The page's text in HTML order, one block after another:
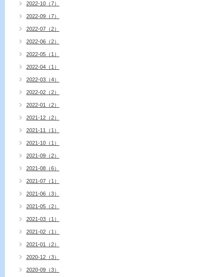
2022-10（7）
2022-09（7）
2022-07（2）
2022-06（2）
2022-05（1）
2022-04（1）
2022-03（4）
2022-02（2）
2022-01（2）
2021-12（2）
2021-11（1）
2021-10（1）
2021-09（2）
2021-08（6）
2021-07（1）
2021-06（3）
2021-05（2）
2021-03（1）
2021-02（1）
2021-01（2）
2020-12（3）
2020-09（3）